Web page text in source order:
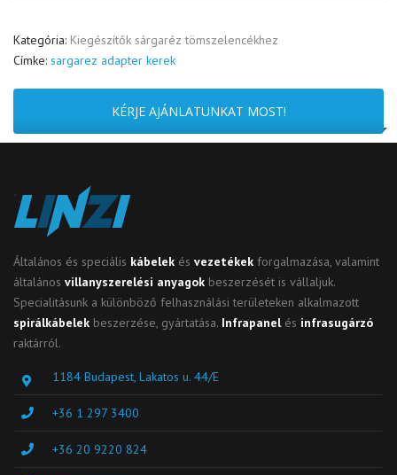
Kategória: Kiegészítők sárgaréz tömszelencékhez
Címke: sargarez adapter kerek
KÉRJE AJÁNLATUNKAT MOST!
Általános és speciális kábelek és vezetékek forgalmazása, valamint
általános villanyszerelési anyagok beszerzését is vállaljuk.
Specialitásunk a különböző felhasználási területeken alkalmazott
spirálkábelek beszerzése, gyártatása. Infrapanel és infrasugárzó
raktárról.
1184 Budapest, Lakatos u. 44/E
+36 1 297 3400
+36 20 9220 824